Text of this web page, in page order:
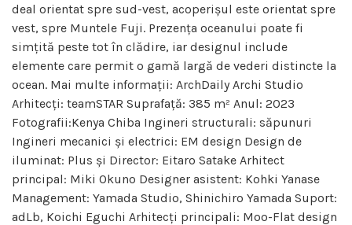
deal orientat spre sud-vest, acoperișul este orientat spre
vest, spre Muntele Fuji. Prezența oceanului poate fi
simțită peste tot în clădire, iar designul include
elemente care permit o gamă largă de vederi distincte la
ocean. Mai multe informații: ArchDaily Archi Studio
Arhitecți: teamSTAR Suprafață: 385 m² Anul: 2023
Fotografii:Kenya Chiba Ingineri structurali: săpunuri
Ingineri mecanici și electrici: EM design Design de
iluminat: Plus și Director: Eitaro Satake Arhitect
principal: Miki Okuno Designer asistent: Kohki Yanase
Management: Yamada Studio, Shinichiro Yamada Suport:
adLb, Koichi Eguchi Arhitecți principali: Moo-Flat design